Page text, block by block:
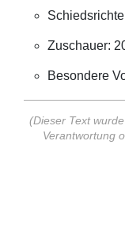
Zuschauer:
Besondere
(Dieser Text
Verantwortung